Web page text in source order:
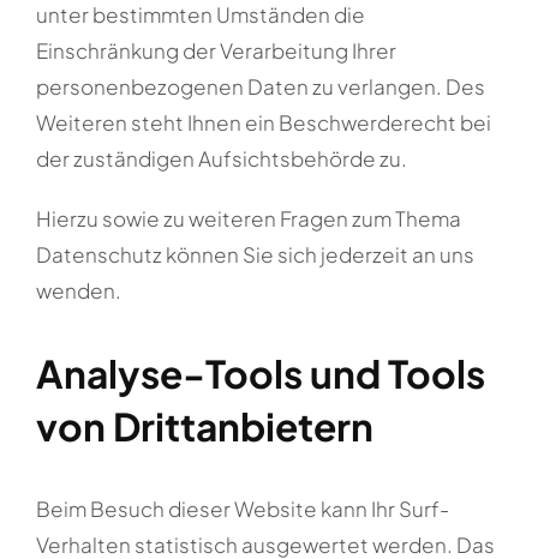
unter bestimmten Umständen die
Einschränkung der Verarbeitung Ihrer
personenbezogenen Daten zu verlangen. Des
Weiteren steht Ihnen ein Beschwerderecht bei
der zuständigen Aufsichtsbehörde zu.
Hierzu sowie zu weiteren Fragen zum Thema
Datenschutz können Sie sich jederzeit an uns
wenden.
Analyse-Tools und Tools
von Dritt­anbietern
Beim Besuch dieser Website kann Ihr Surf-
Verhalten statistisch ausgewertet werden. Das